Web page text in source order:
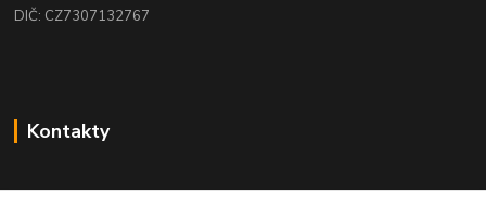
DIČ: CZ7307132767
Kontakty
obchod@mobilkosmos.cz